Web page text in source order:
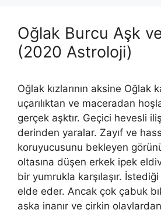
Oğlak Burcu Aşk
(2020 Astroloji)
Oğlak kızlarının aksine Oğlak
uçarılıktan ve maceradan
gerçek aşktır. Geçici hevesli
derinden ya­ralar. Zayıf ve
koruyucusunu bekleyen
olta­sına düşen erkek ipek
bir yumrukla karşılaşır.
elde eder. Ancak çok çabuk
aşka ina­nır ve çirkin